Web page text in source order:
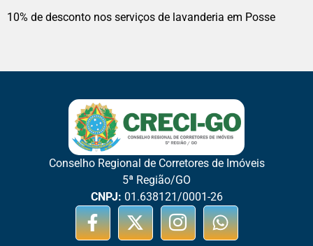
10% de desconto nos serviços de lavanderia em Posse
Conselho Regional de Corretores de Imóveis
5ª Região/GO
CNPJ: 01.638121/0001-26